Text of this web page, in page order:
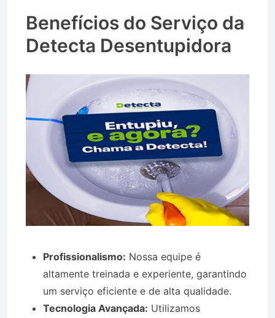
Benefícios do Serviço da
Detecta Desentupidora
Profissionalismo: Nossa equipe é
altamente treinada e experiente, garantindo
um serviço eficiente e de alta qualidade.
Tecnologia Avançada: Utilizamos